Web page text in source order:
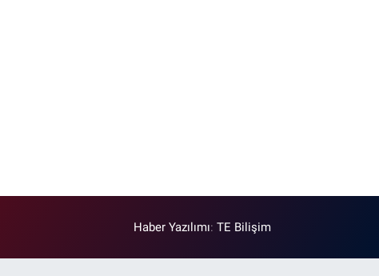
Haber Yazılımı:TE Bilişim